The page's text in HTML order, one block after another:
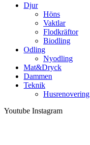
Djur
Höns
Vaktlar
Flodkräftor
Biodling
Odling
Nyodling
Mat&Dryck
Dammen
Teknik
Husrenovering
Youtube Instagram